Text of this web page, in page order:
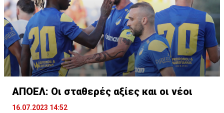
ΑΠΟΕΛ: Οι σταθερές αξίες και οι νέοι
16.07.2023 14:52